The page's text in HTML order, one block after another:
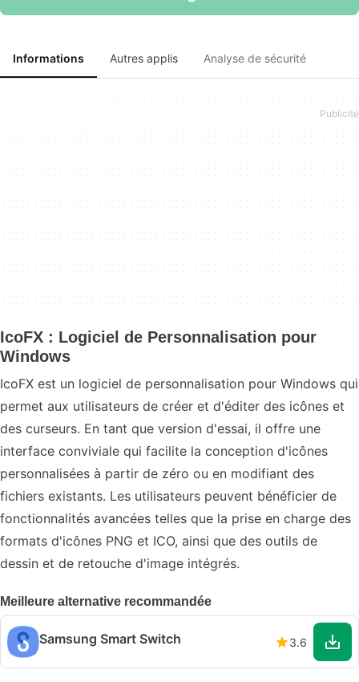
Informations Autres applis Analyse de sécurité
IcoFX : Logiciel de Personnalisation pour
Windows
IcoFX est un logiciel de personnalisation pour Windows qui
permet aux utilisateurs de créer et d'éditer des icônes et
des curseurs. En tant que version d'essai, il offre une
interface conviviale qui facilite la conception d'icônes
personnalisées à partir de zéro ou en modifiant des
fichiers existants. Les utilisateurs peuvent bénéficier de
fonctionnalités avancées telles que la prise en charge des
formats d'icônes PNG et ICO, ainsi que des outils de
dessin et de retouche d'image intégrés.
Meilleure alternative recommandée
Samsung Smart Switch 3.6